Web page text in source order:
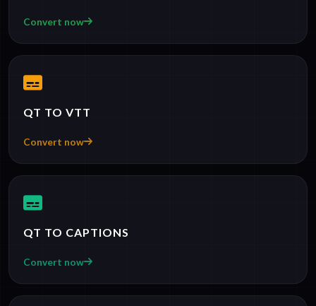
Convert now
QT TO VTT
Convert now
QT TO CAPTIONS
Convert now